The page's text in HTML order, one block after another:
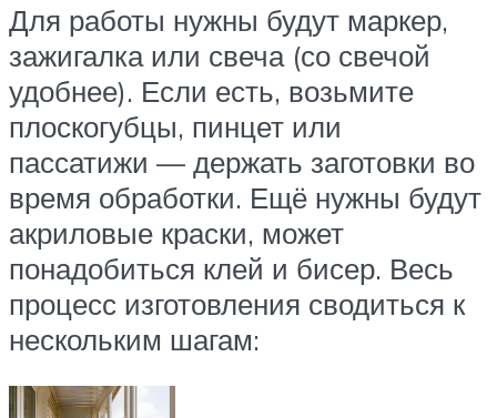
Для работы нужны будут маркер,
зажигалка или свеча (со свечой
удобнее). Если есть, возьмите
плоскогубцы, пинцет или
пассатижи — держать заготовки во
время обработки. Ещё нужны будут
акриловые краски, может
понадобиться клей и бисер. Весь
процесс изготовления сводиться к
нескольким шагам: